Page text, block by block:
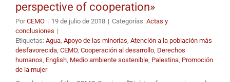
perspective of cooperation»
PorCEMO | 19 de julio de 2018 | Categorías: Actas y
conclusiones |
Etiquetas: Agua, Apoyo de las minorías, Atención a la población más
desfavorecida, CEMO, Cooperación al desarrollo, Derechos
humanos, English, Medio ambiente sostenible, Palestina, Promoción
de la mujer